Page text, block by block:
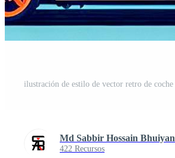
Md Sabbir Hossain Bhuiyan
422 Recursos